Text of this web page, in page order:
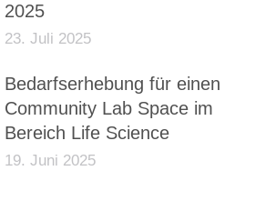
2025
23. Juli 2025
Bedarfserhebung für einen
Community Lab Space im
Bereich Life Science
19. Juni 2025